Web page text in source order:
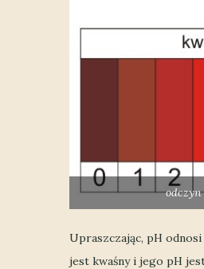
Upraszczając, pH
jest kwaśny i jego pH